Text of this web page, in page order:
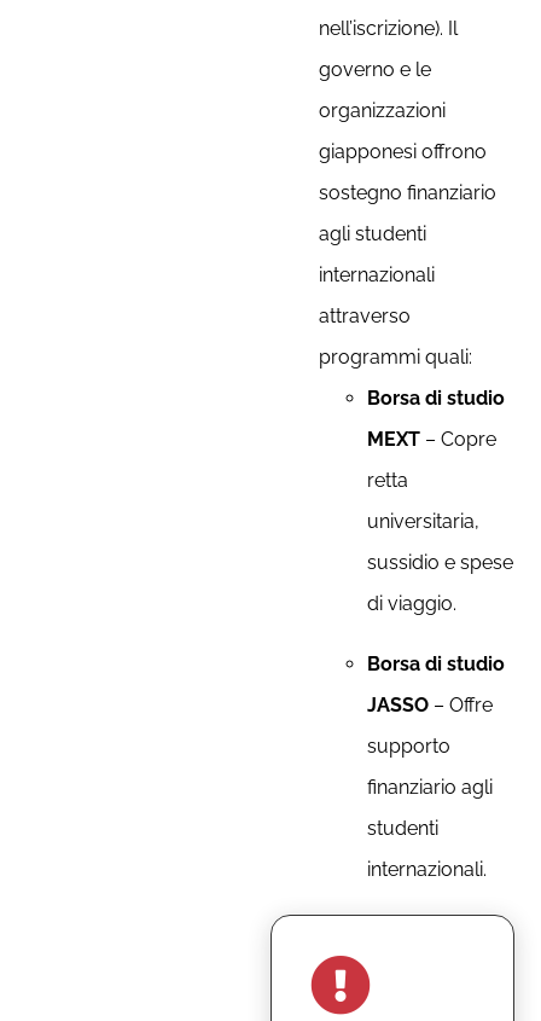
nell’iscrizione). Il
governo e le
organizzazioni
giapponesi offrono
sostegno finanziario
agli studenti
internazionali
attraverso
programmi quali:
Borsa di studio
MEXT – Copre
retta
universitaria,
sussidio e spese
di viaggio.
Borsa di studio
JASSO – Offre
supporto
finanziario agli
studenti
internazionali.